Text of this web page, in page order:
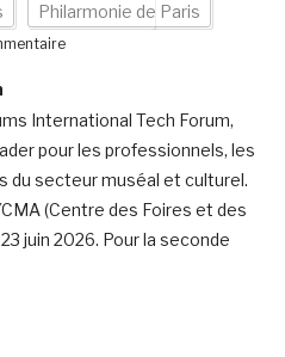
Philarmonie de Paris
International Tech Forum,
pour les professionnels, les
secteur muséal et culturel.
(Centre des Foires et des
juin 2026. Pour la seconde